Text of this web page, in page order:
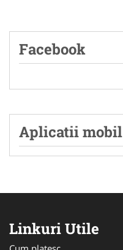
Facebook
Aplicatii mobil
Linkuri Utile